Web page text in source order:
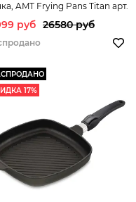
AMT Frying Pans Titan арт.
I-532руб 26580 руб
17%